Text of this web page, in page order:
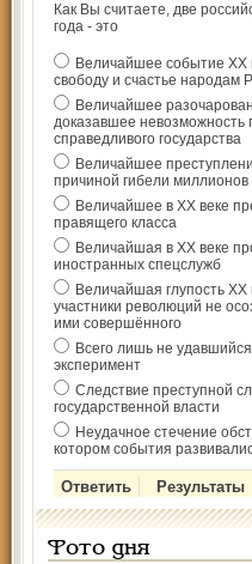
Как Вы считаете, две
года - это
Величайшее событие ХХ
свободу и счастье народам
Величайшее
доказавшее невозможность
справедливого государства
Величайшее
причиной гибели
Величайшее в ХХ веке
правящего класса
Величайшая в ХХ веке
иностранных спецслужб
Величайшая глупость ХХ
участники революций не
ими совершённого
Всего лишь не
эксперимент
Следствие преступной
государственной власти
Неудачное стечение
котором события
Фото дня